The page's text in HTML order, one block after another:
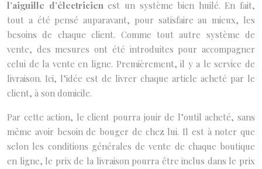
l’aiguille d’électricienest un système bien huilé. En fait,
tout a été pensé auparavant, pour satisfaire au mieux, les
besoins de chaque client. Comme tout autre système de
vente, des mesures ont été introduites pour accompagner
celui de la vente en ligne. Premièrement, il y a le service de
livraison. Ici, l’idée est de livrer chaque article acheté par le
client, à son domicile.
Par cette action, le client pourra jouir de l’outil acheté, sans
même avoir besoin de bouger de chez lui. Il est à noter que
selon les conditions générales de vente de chaque boutique
en ligne, le prix de la livraison pourra être inclus dans le prix